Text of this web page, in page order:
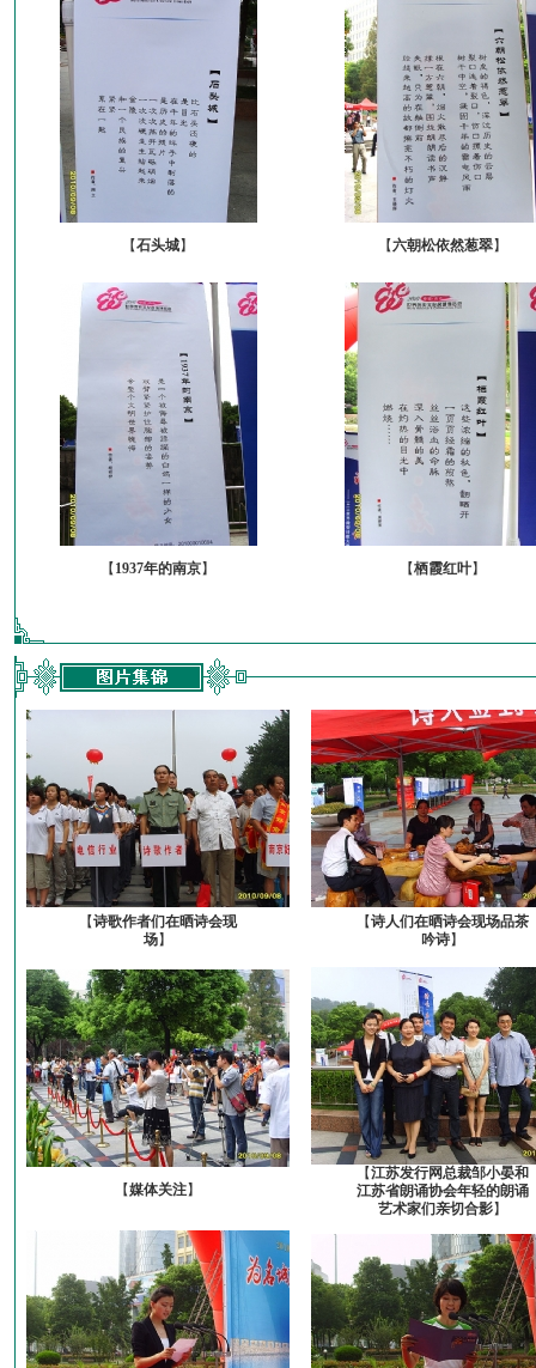
【石头城】 【六朝松依然葱翠】
【 1937年的南京】 【栖霞红叶】
【诗歌作者们在晒诗会现
场】
【诗人们在晒诗会现场品茶
吟诗】
【媒体关注】
【江苏发行网总裁邹小晏和
江苏省朗诵协会年轻的朗诵
艺术家们亲切合影】